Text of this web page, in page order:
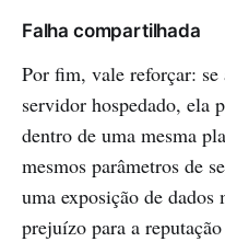
Falha compartilhada
Por fim, vale reforçar: se
servidor hospedado, ela
dentro de uma mesma
mesmos parâmetros de
uma exposição de dados
prejuízo para a